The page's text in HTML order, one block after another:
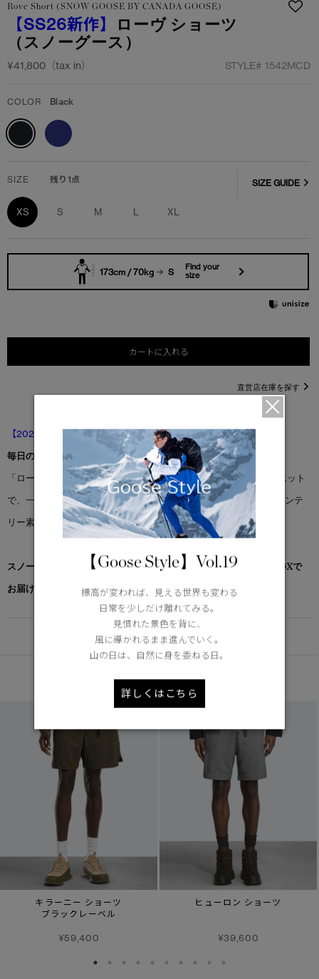
コレクション
コレクション
Rove Short (SNOW GOOSE BY CANADA GOOSE)
【SS26新作】
ローヴ ショーツ
（スノーグース）
¥41,800（tax in） STYLE# 1542MCD
COLOR Black
SIZE 残り1点
XS S M L XL
SIZE GUIDE
173cm / 70kg S
Find your
size
カートに入れる
直営店在庫を探す
【2026年4月25日(土)11:00～ 販売開始】
毎日の快適さを支えるベースアイテム。
「ローブ ショーツ」は、リラックス感のあるゆったりとしたシルエット
で、一日中快適に着用可能。ヘビーウェイトのオーガニックコットンテ
リー素材を使用し、通気性がよく、柔らかな肌触りです。
スノーグース by カナダグース コレクション対象商品は、専用のBOXで
お届けいたします。
DETAIL
キラーニー ショーツ
ブラックレーベル
¥59,400
ヒューロン ショーツ
¥39,600
【Goose Style】Vol.19
標高が変われば、見える世界も変わる
日常を少しだけ離れてみる。
見慣れた景色を背に、
風に導かれるまま進んでいく。
山の日は、自然に身を委ねる日。
詳しくはこちら